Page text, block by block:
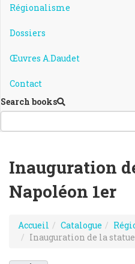
Régionalisme
Dossiers
Œuvres A.Daudet
Contact
Search books
Inauguration
Napoléon 1er
Accueil Catalogue
Inauguration de la